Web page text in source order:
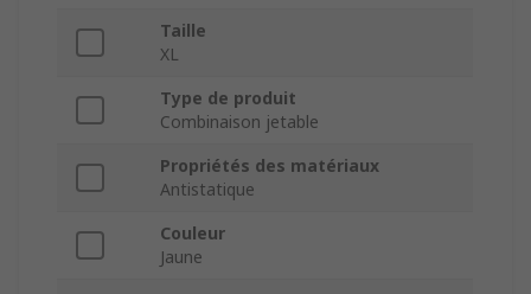
Taille
XL
Type de produit
Combinaison jetable
Propriétés des matériaux
Antistatique
Couleur
Jaune